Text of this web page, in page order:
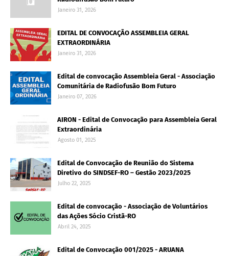
Janeiro 31, 2026
EDITAL DE CONVOCAÇÃO ASSEMBLEIA GERAL
EXTRAORDINÁRIA
Janeiro 31, 2026
Edital de convocação Assembleia Geral - Associação
Comunitária de Radiofusão Bom Futuro
Janeiro 07, 2026
AIRON - Edital de Convocação para Assembleia Geral
Extraordinária
Agosto 01, 2025
Edital de Convocação de Reunião do Sistema
Diretivo do SINDSEF-RO – Gestão 2023/2025
Julho 22, 2025
Edital de convocação - Associação de Voluntários
das Ações Sócio Cristã-RO
Abril 24, 2025
Edital de Convocação 001/2025 - ARUANA